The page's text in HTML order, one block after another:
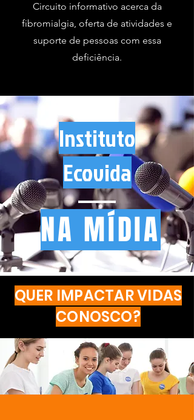
Circuito informativo acerca da
fibromialgia, oferta de atividades e
suporte de pessoas com essa
deficiência.
Instituto
Ecovida
NA MÍDIA
QUER IMPACTAR VIDAS
CONOSCO?